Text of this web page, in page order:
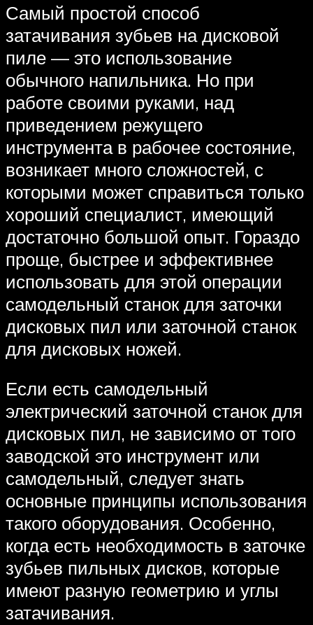
Самый простой способ
затачивания зубьев на дисковой
пиле — это использование
обычного напильника. Но при
работе своими руками, над
приведением режущего
инструмента в рабочее состояние,
возникает много сложностей, с
которыми может справиться только
хороший специалист, имеющий
достаточно большой опыт. Гораздо
проще, быстрее и эффективнее
использовать для этой операции
самодельный станок для заточки
дисковых пил или заточной станок
для дисковых ножей.
Если есть самодельный
электрический заточной станок для
дисковых пил, не зависимо от того
заводской это инструмент или
самодельный, следует знать
основные принципы использования
такого оборудования. Особенно,
когда есть необходимость в заточке
зубьев пильных дисков, которые
имеют разную геометрию и углы
затачивания.